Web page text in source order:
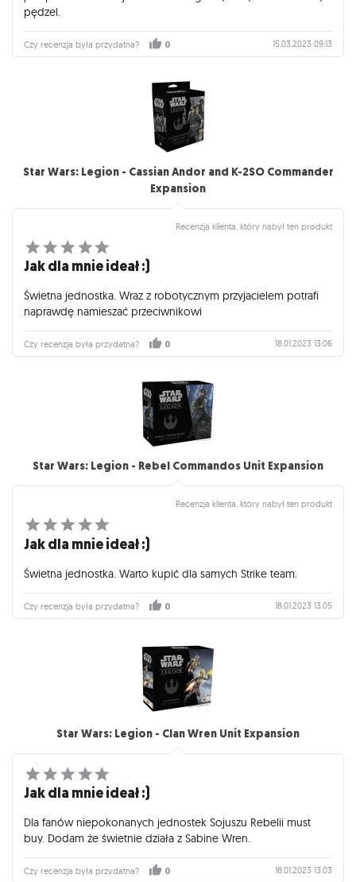
pędzel.
Czy recenzja była przydatna? 0 15.03.2023 09:13
Star Wars: Legion - Cassian Andor and K-2SO Commander
Expansion
Recenzja klienta, który nabył ten produkt
Jak dla mnie ideał :)
Świetna jednostka. Wraz z robotycznym przyjacielem potrafi
naprawdę namieszać przeciwnikowi
Czy recenzja była przydatna? 0 18.01.2023 13:06
Star Wars: Legion - Rebel Commandos Unit Expansion
Recenzja klienta, który nabył ten produkt
Jak dla mnie ideał :)
Świetna jednostka. Warto kupić dla samych Strike team.
Czy recenzja była przydatna? 0 18.01.2023 13:05
Star Wars: Legion - Clan Wren Unit Expansion
Jak dla mnie ideał :)
Dla fanów niepokonanych jednostek Sojuszu Rebelii must
buy. Dodam że świetnie działa z Sabine Wren.
Czy recenzja była przydatna? 0 18.01.2023 13:03